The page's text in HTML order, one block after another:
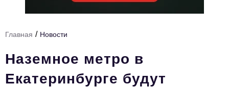
Технологии и тренды
Ниши и рынки
Главная / Новости
Наземное метро в
Екатеринбурге будут